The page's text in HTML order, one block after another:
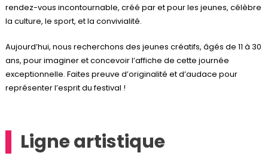
rendez-vous incontournable, créé par et pour les jeunes, célèbre
la culture, le sport, et la convivialité.
Aujourd’hui, nous recherchons des jeunes créatifs, âgés de 11 à 30
ans, pour imaginer et concevoir l’affiche de cette journée
exceptionnelle. Faites preuve d’originalité et d’audace pour
représenter l’esprit du festival !
Ligne artistique